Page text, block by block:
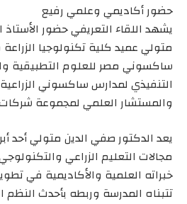
حضور أكاديمي وعلمي رفيع
يشهد اللقاء التعريفي حضور
متولي عميد كلية تكنولوجيا
ساكسوني مصر للعلوم التطبيقية
التنفيذي لمدارس ساكسوني
والمستشار العلمي لمجموعة
يعد الدكتور صفي الدين متولي أحد
مجالات التعليم الزراعي
خبراته العلمية والأكاديمية في
تتبناه المدرسة وربطه بأحدث النظم